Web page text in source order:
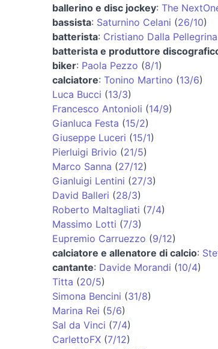
ballerino e disc jockey: The
bassista: Saturnino Celani (26/10)
batterista: Cristiano Dalla Pellegrina
batterista e produttore
biker: Paola Pezzo (8/1)
calciatore: Tonino Martino (13/6)
Luca Bucci (13/3)
Francesco Antonioli (14/9)
Gianluca Festa (15/2)
Giuseppe Luceri (15/1)
Pierluigi Brivio (21/5)
Marco Sanna (27/12)
Gianluigi Lentini (27/3)
David Balleri (28/3)
Roberto Maltagliati (7/4)
Massimo Lotti (7/3)
Eupremio Carruezzo (9/12)
calciatore e allenatore di calcio:
cantante: Davide Morandi (10/4)
Titta (20/5)
Simona Bencini (31/8)
Marina Rei (5/6)
Sal da Vinci (7/4)
CarlettoFX (7/12)